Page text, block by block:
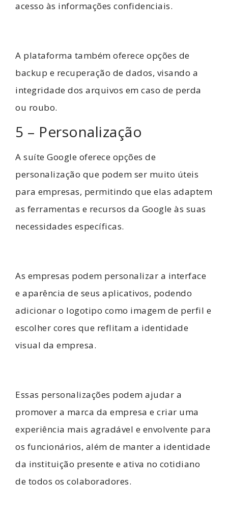
acesso às informações confidenciais.
A plataforma também oferece opções de
backup e recuperação de dados, visando a
integridade dos arquivos em caso de perda
ou roubo.
5 – Personalização
A suíte Google oferece opções de
personalização que podem ser muito úteis
para empresas, permitindo que elas adaptem
as ferramentas e recursos da Google às suas
necessidades específicas.
As empresas podem personalizar a interface
e aparência de seus aplicativos, podendo
adicionar o logotipo como imagem de perfil e
escolher cores que reflitam a identidade
visual da empresa.
Essas personalizações podem ajudar a
promover a marca da empresa e criar uma
experiência mais agradável e envolvente para
os funcionários, além de manter a identidade
da instituição presente e ativa no cotidiano
de todos os colaboradores.